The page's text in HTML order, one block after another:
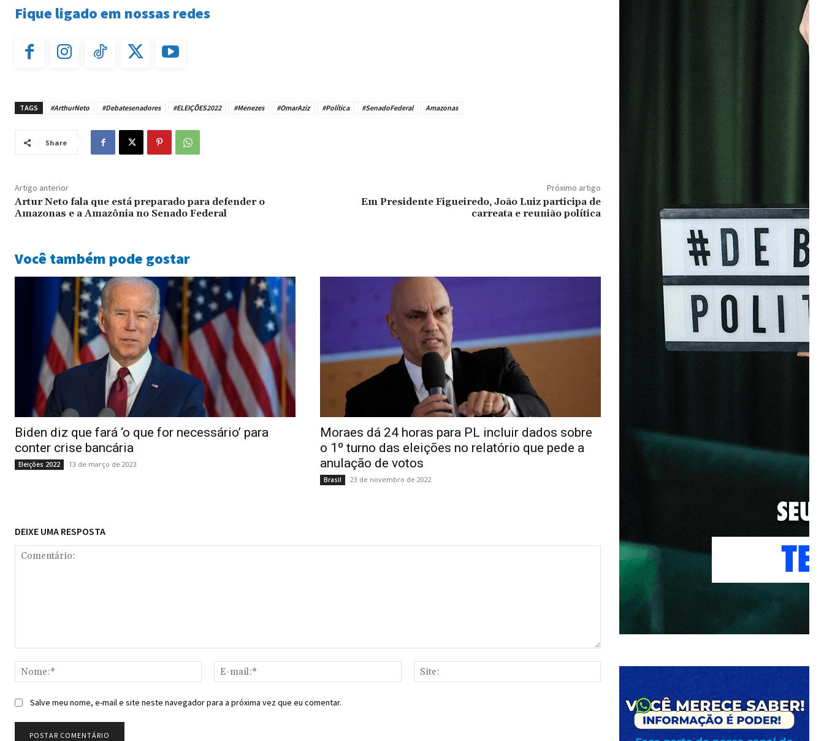
Fique ligado em nossas redes
TAGS #ArthurNeto #Debatesenadores #ELEIÇÕES2022 #Menezes #OmarAziz #Política #SenadoFederal Amazonas
Share
Artigo anterior
Artur Neto fala que está preparado para defender o
Amazonas e a Amazônia no Senado Federal
Próximo artigo
Em Presidente Figueiredo, João Luiz participa de
carreata e reunião política
Você também pode gostar
Biden diz que fará ‘o que for necessário’ para
conter crise bancária
Eleições 2022 13 de março de 2023
Moraes dá 24 horas para PL incluir dados sobre
o 1º turno das eleições no relatório que pede a
anulação de votos
Brasil 23 de novembro de 2022
DEIXE UMA RESPOSTA
Nome:*
mail:*
Salve meu nome, e-mail e site neste navegador para a próxima vez que eu comentar.